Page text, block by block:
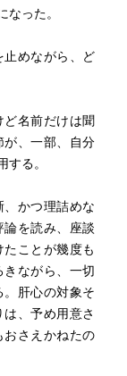
った。
止めながら、ど
名前だけは聞
が、一部、自分
る。
、かつ理詰めな
を読み、座談
ことが幾度も
ながら、一切
肝心の対象そ
、予め用意さ
おさえかねたの